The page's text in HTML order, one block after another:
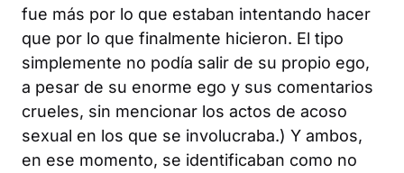
fue más por lo que estaban intentando hacer
que por lo que finalmente hicieron. El tipo
simplemente no podía salir de su propio ego,
a pesar de su enorme ego y sus comentarios
crueles, sin mencionar los actos de acoso
sexual en los que se involucraba.) Y ambos,
en ese momento, se identificaban como no